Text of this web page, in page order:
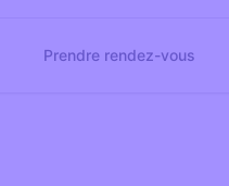
Prendre rendez-vous